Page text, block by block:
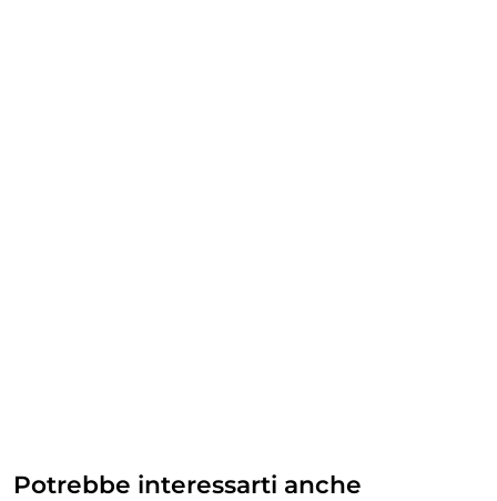
Potrebbe interessarti anche